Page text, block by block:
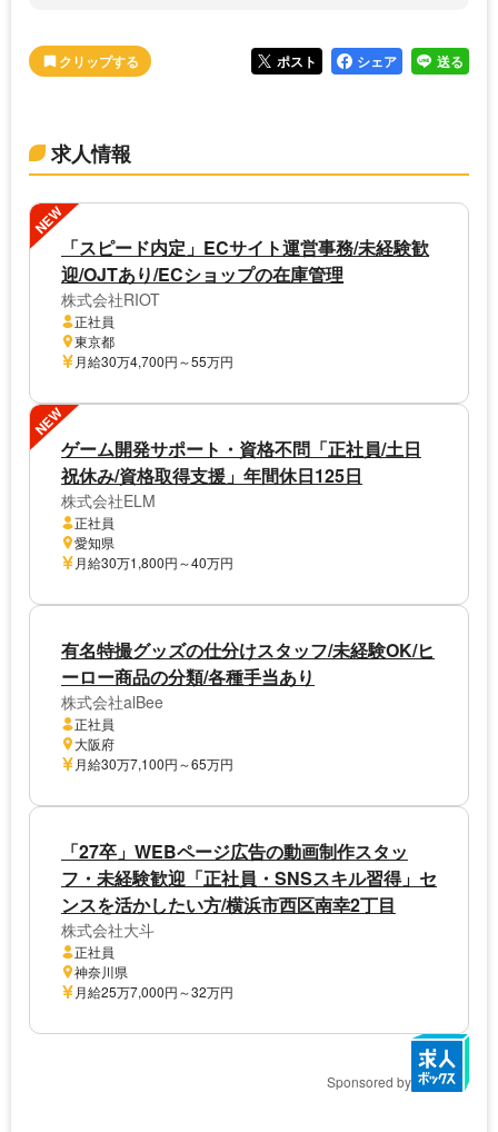
ポスト シェア 送る
求人情報
NEW
「スピード内定」ECサイト運営事務/未経験歓
迎/OJTあり/ECショップの在庫管理
株式会社RIOT
正社員
東京都
月給30万4,700円～55万円
NEW
ゲーム開発サポート・資格不問「正社員/土日
祝休み/資格取得支援」年間休日125日
株式会社ELM
正社員
愛知県
月給30万1,800円～40万円
有名特撮グッズの仕分けスタッフ/未経験OK/ヒ
ーロー商品の分類/各種手当あり
株式会社alBee
正社員
大阪府
月給30万7,100円～65万円
「27卒」WEBページ広告の動画制作スタッ
フ・未経験歓迎「正社員・SNSスキル習得」セ
ンスを活かしたい方/横浜市西区南幸2丁目
株式会社大斗
正社員
神奈川県
月給25万7,000円～32万円
Sponsored by